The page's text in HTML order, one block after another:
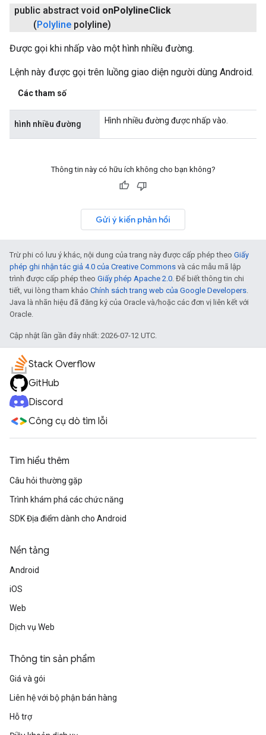
public abstract void onPolylineClick
(Polyline polyline)
Được gọi khi nhấp vào một hình nhiều đường.
Lệnh này được gọi trên luồng giao diện người dùng Android.
Các tham số
hình nhiều đường Hình nhiều đường được nhấp vào.
Thông tin này có hữu ích không cho bạn không?
Gửi ý kiến phản hồi
Trừ phi có lưu ý khác, nội dung của trang này được cấp phép theo Giấy
phép ghi nhận tác giả 4.0 của Creative Commons và các mẫu mã lập
trình được cấp phép theo Giấy phép Apache 2.0. Để biết thông tin chi
tiết, vui lòng tham khảo Chính sách trang web của Google Developers.
Java là nhãn hiệu đã đăng ký của Oracle và/hoặc các đơn vị liên kết với
Oracle.
Cập nhật lần gần đây nhất: 2026-07-12 UTC.
Stack Overflow
GitHub
Discord
Công cụ dò tìm lỗi
Tìm hiểu thêm
Câu hỏi thường gặp
Trình khám phá các chức năng
SDK Địa điểm dành cho Android
Nền tảng
Android
iOS
Web
Dịch vụ Web
Thông tin sản phẩm
Giá và gói
Liên hệ với bộ phận bán hàng
Hỗ trợ